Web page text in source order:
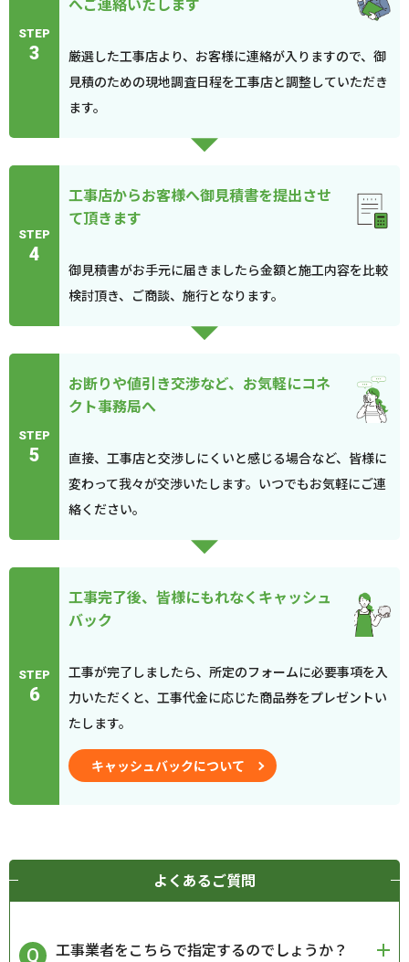
STEP
3
厳選した工事店より、お客様に連絡が入りますので、御
見積のための現地調査日程を工事店と調整していただき
ます。
STEP
4
工事店からお客様へ御見積書を提出させ
て頂きます
御見積書がお手元に届きましたら金額と施工内容を比較
検討頂き、ご商談、施行となります。
STEP
5
お断りや値引き交渉など、お気軽にコネ
クト事務局へ
直接、工事店と交渉しにくいと感じる場合など、皆様に
変わって我々が交渉いたします。いつでもお気軽にご連
絡ください。
STEP
6
工事完了後、皆様にもれなくキャッシュ
バック
工事が完了しましたら、所定のフォームに必要事項を入
力いただくと、工事代金に応じた商品券をプレゼントい
たします。
キャッシュバックについて
よくあるご質問
工事業者をこちらで指定するのでしょうか？